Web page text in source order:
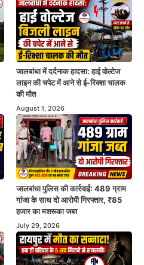
जालबांधा में दर्दनाक हादसा: हाई वोल्टेज
लाइन की चपेट में आने से ई-रिक्शा चालक
की मौत
August 1, 2026
जालबांधा पुलिस की कार्रवाई: 489 ग्राम
गांजा के साथ दो आरोपी गिरफ्तार, ₹85
हजार का मशरूका जब्त
July 29, 2026